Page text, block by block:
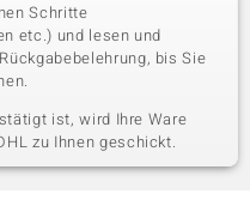
Schritte
etc.) und lesen und
bis Sie
ist, wird Ihre Ware
zu Ihnen geschickt.